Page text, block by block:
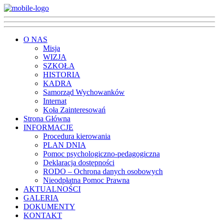
O NAS
Misja
WIZJA
SZKOŁA
HISTORIA
KADRA
Samorząd Wychowanków
Internat
Koła Zainteresowań
Strona Główna
INFORMACJE
Procedura kierowania
PLAN DNIA
Pomoc psychologiczno-pedagogiczna
Deklaracja dostępności
RODO – Ochrona danych osobowych
Nieodpłatna Pomoc Prawna
AKTUALNOŚCI
GALERIA
DOKUMENTY
KONTAKT